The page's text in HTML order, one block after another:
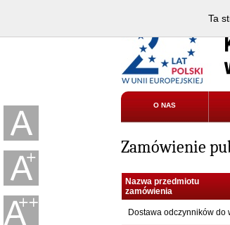
O NAS
Zamówienie
Nazwa przedmiotu
zamówienia
Dostawa odczynników do
Ta